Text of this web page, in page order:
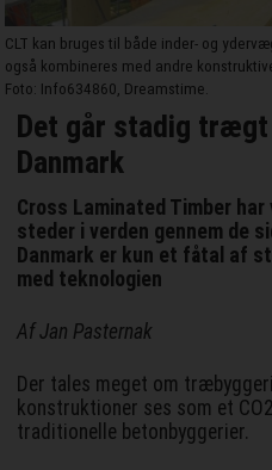
CLT kan bruges til både inder- og
også kombineres med andre
Foto: Info634860, Dreamstime.
Det går stadig trægt
Danmark
Cross Laminated Timber
steder i verden gennem de
Danmark er kun et fåtal af
med teknologien
Af Jan Pasternak
Der tales meget om
konstruktioner ses som et
traditionelle betonbyggerier.